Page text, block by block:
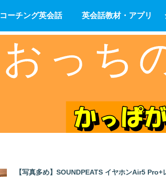
コーチング英会話 英会話教材・アプリ
【写真多め】SOUNDPEATS イヤホンAir5 Pro+